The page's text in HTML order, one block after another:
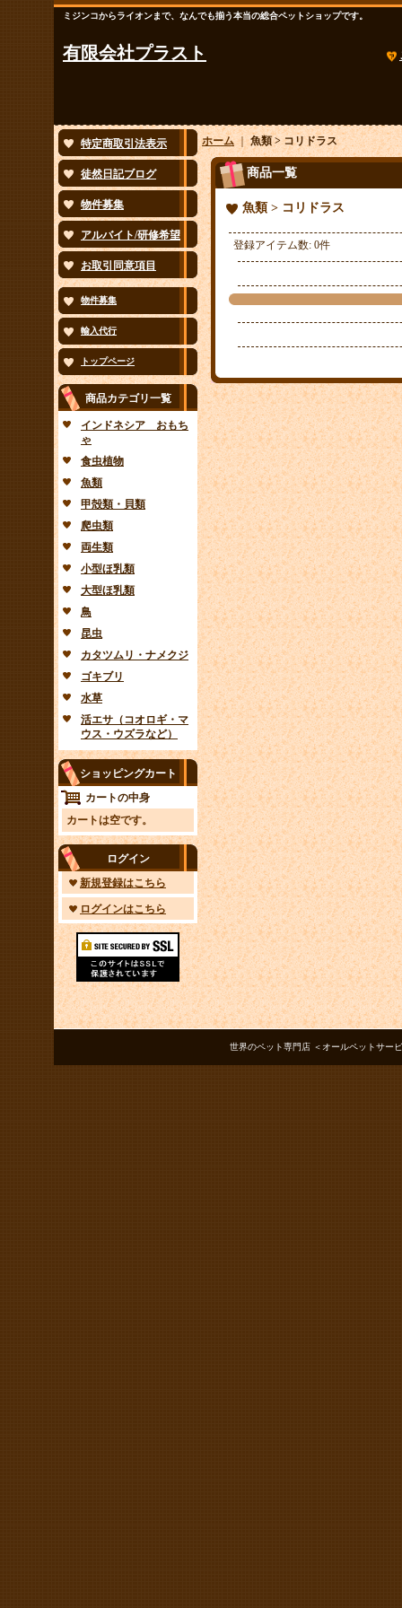
ミジンコからライオンまで、なんでも揃う本当の総合ペットショップです。
有限会社プラスト
特定商取引法表示
徒然日記ブログ
物件募集
アルバイト/研修希望
お取引同意項目
物件募集
輸入代行
トップページ
商品カテゴリ一覧
インドネシア おもち
ゃ
食虫植物
魚類
甲殻類・貝類
爬虫類
両生類
小型ほ乳類
大型ほ乳類
鳥
昆虫
カタツムリ・ナメクジ
ゴキブリ
水草
活エサ（コオロギ・マ
ウス・ウズラなど）
ショッピングカート
カートの中身
カートは空です。
ログイン
新規登録はこちら
ログインはこちら
ホーム｜魚類 > コリドラス
商品一覧
魚類 > コリドラス
登録アイテム数: 0件
世界のペット専門店 ＜オールペットサー